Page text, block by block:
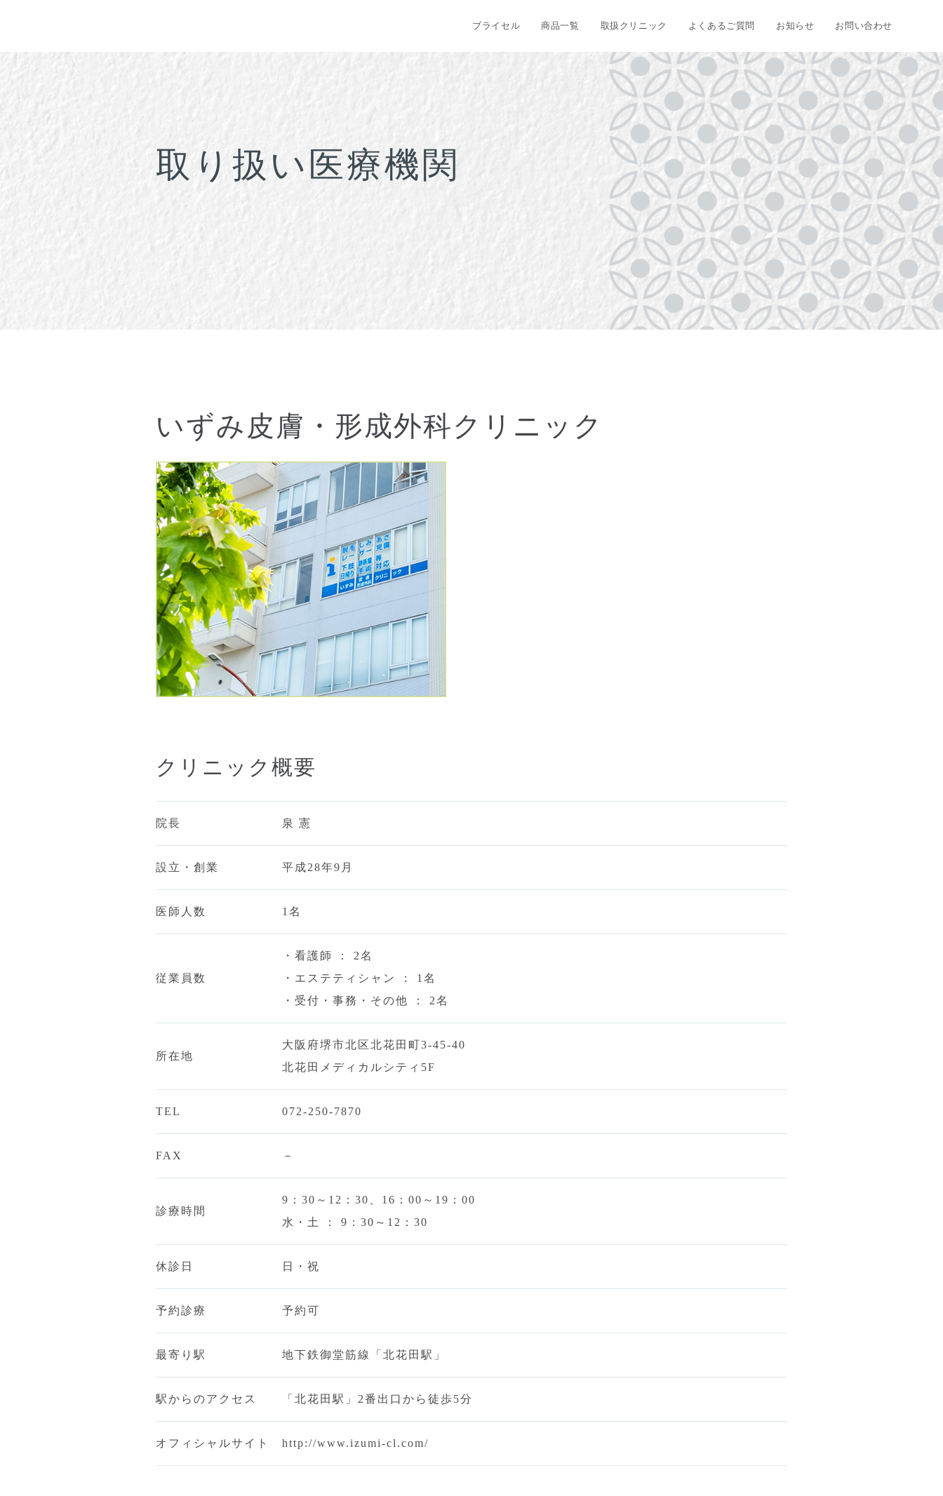
ブライセル 商品一覧 取扱クリニック よくあるご質問 お知らせ お問い合わせ
取り扱い医療機関
いずみ皮膚・形成外科クリニック
クリニック概要
院長 泉 憲
設立・創業 平成28年9月
医師人数 1名
従業員数
・看護師 ： 2名
・エステティシャン ： 1名
・受付・事務・その他 ： 2名
所在地
大阪府堺市北区北花田町3-45-40
北花田メディカルシティ5F
TEL 072-250-7870
FAX －
診療時間
9：30～12：30、16：00～19：00
水・土 ： 9：30～12：30
休診日 日・祝
予約診療 予約可
最寄り駅 地下鉄御堂筋線「北花田駅」
駅からのアクセス 「北花田駅」2番出口から徒歩5分
オフィシャルサイト http://www.izumi-cl.com/